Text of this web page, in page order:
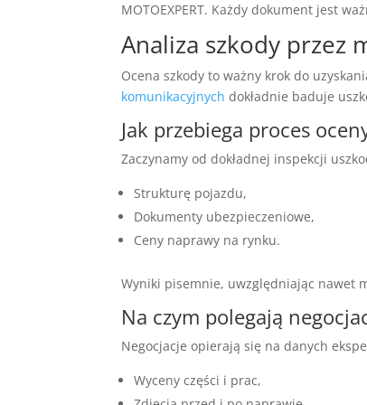
MOTOEXPERT. Każdy dokument jest
Analiza szkody przez
Ocena szkody to ważny krok do
komunikacyjnych dokładnie baduje
Jak przebiega proces
Zaczynamy od dokładnej inspekcji
Strukturę pojazdu,
Dokumenty ubezpieczeniowe,
Ceny naprawy na rynku.
Wyniki pisemnie, uwzględniając nawet
Na czym polegają
Negocjacje opierają się na danych
Wyceny części i prac,